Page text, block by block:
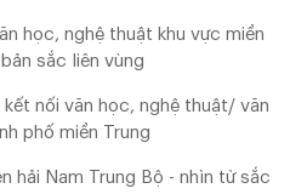
học, nghệ thuật khu vực miền
sắc liên vùng
kết nối văn học, nghệ thuật/ văn
phố miền Trung
hải Nam Trung Bộ - nhìn từ sắc